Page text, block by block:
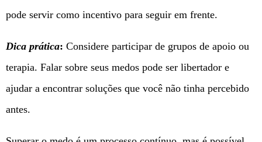
pode servir como incentivo para seguir em frente.
Dica prática: Considere participar de grupos de apoio ou
terapia. Falar sobre seus medos pode ser libertador e
ajudar a encontrar soluções que você não tinha percebido
antes.